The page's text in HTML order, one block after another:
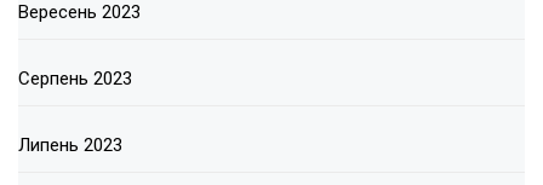
Вересень 2023
Серпень 2023
Липень 2023